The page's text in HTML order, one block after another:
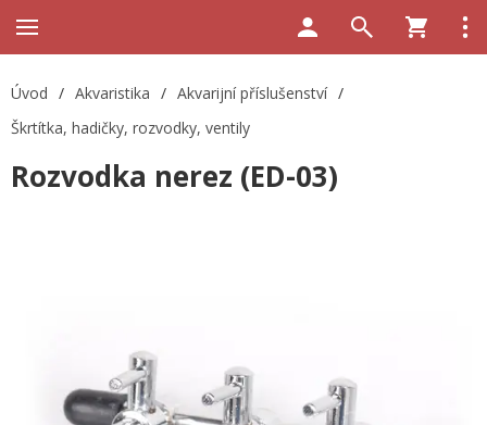
Úvod / Akvaristika / Akvarijní příslušenství /
Škrtítka, hadičky, rozvodky, ventily
Rozvodka nerez (ED-03)